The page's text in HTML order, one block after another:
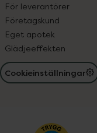
För leverantörer
Företagskund
Eget apotek
Glädjeeffekten
Cookieinställningar